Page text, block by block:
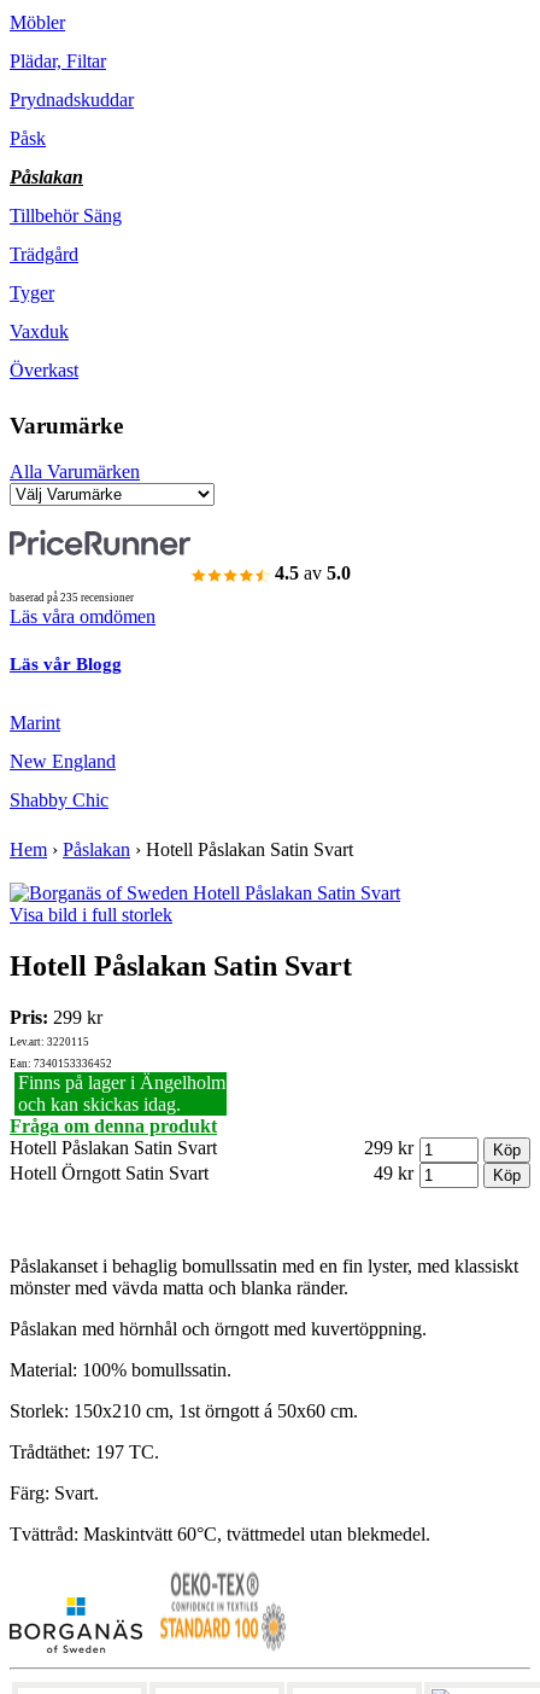
Möbler
Plädar, Filtar
Prydnadskuddar
Påsk
Påslakan
Tillbehör Säng
Trädgård
Tyger
Vaxduk
Överkast
Varumärke
Alla Varumärken
4.5 av 5.0
baserad på 235 recensioner
Läs våra omdömen
Läs vår Blogg
Marint
New England
Shabby Chic
Hem › Påslakan › Hotell Påslakan Satin Svart
Visa bild i full storlek
Hotell Påslakan Satin Svart
Pris: 299 kr
Lev.art: 3220115
Ean: 7340153336452
Finns på lager i Ängelholm
och kan skickas idag.
Fråga om denna produkt
Hotell Påslakan Satin Svart
299 kr
Hotell Örngott Satin Svart
49 kr
Påslakanset i behaglig bomullssatin med en fin lyster, med klassiskt
mönster med vävda matta och blanka ränder.
Påslakan med hörnhål och örngott med kuvertöppning.
Material: 100% bomullssatin.
Storlek: 150x210 cm, 1st örngott á 50x60 cm.
Trådtäthet: 197 TC.
Färg: Svart.
Tvättråd: Maskintvätt 60°C, tvättmedel utan blekmedel.